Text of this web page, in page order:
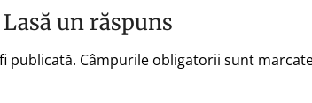
Lasă un răspuns
publicată. Câmpurile obligatorii sunt